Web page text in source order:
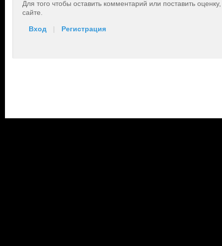
Для того чтобы оставить комментарий или поставить
сайте.
Вход | Регистрация